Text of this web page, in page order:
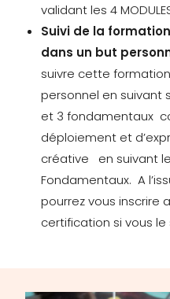
validant les 4
Suivi de la
dans un but
suivre cette
personnel en suivant
et 3 fondamentaux
déploiement et
créative en suivant
Fondamentaux. A
pourrez vous inscrire
certification si vous